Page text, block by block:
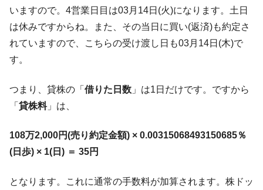
いますので。4営業日目は03月14日(火)になります。土日
は休みですからね。また、その当日に買い(返済)も約定さ
れていますので、こちらの受け渡し日も03月14日(木)で
す。
つまり、貸株の「 借りた日数 」は1日だけです。ですから
「 貸株料」は、
108万2,000円(売り約定金額) × 0.00315068493150685％
(日歩) × 1(日) ＝ 35円
となります。これに通常の手数料が加算されます。株ドッ